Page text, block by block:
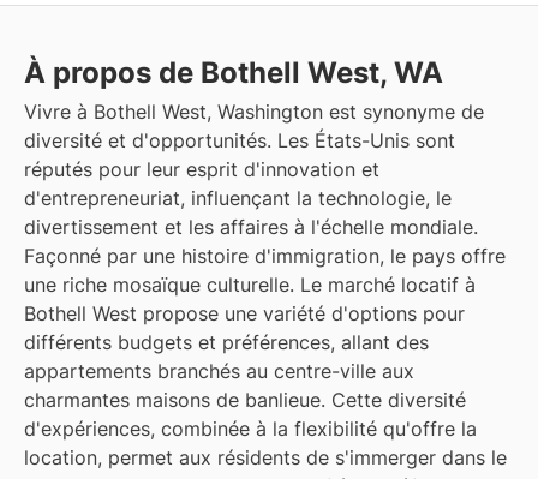
À propos de Bothell West, WA
Vivre à Bothell West, Washington est synonyme de
diversité et d'opportunités. Les États-Unis sont
réputés pour leur esprit d'innovation et
d'entrepreneuriat, influençant la technologie, le
divertissement et les affaires à l'échelle mondiale.
Façonné par une histoire d'immigration, le pays offre
une riche mosaïque culturelle. Le marché locatif à
Bothell West propose une variété d'options pour
différents budgets et préférences, allant des
appartements branchés au centre-ville aux
charmantes maisons de banlieue. Cette diversité
d'expériences, combinée à la flexibilité qu'offre la
location, permet aux résidents de s'immerger dans le